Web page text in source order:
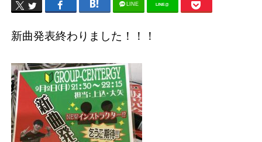
LINE LINE@
新曲発表終わりました！！！